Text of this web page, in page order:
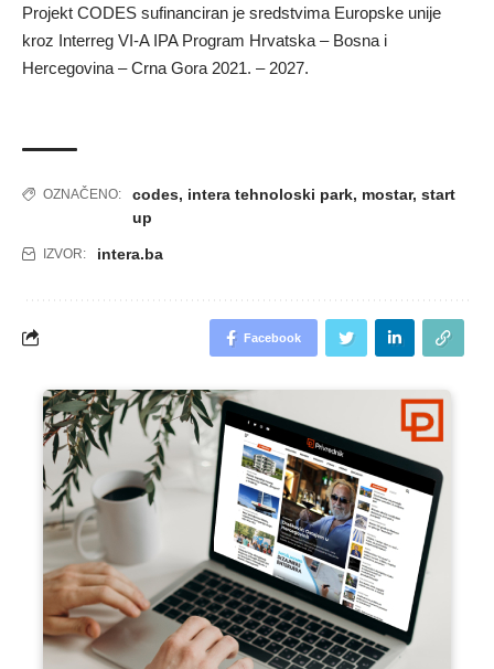
Projekt CODES sufinanciran je sredstvima Europske unije
kroz Interreg VI-A IPA Program Hrvatska – Bosna i
Hercegovina – Crna Gora 2021. – 2027.
OZNAČENO: codes, intera tehnoloski park, mostar, start
up
IZVOR: intera.ba
Facebook